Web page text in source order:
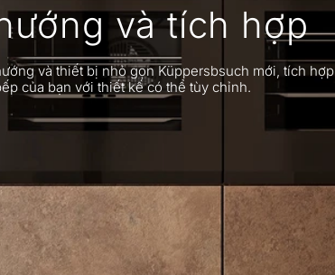
và tích hợp
và thiết bị nhỏ gọn Küppersbsuch mới, tích hợp
của bạn với thiết kế có thể tùy chỉnh.